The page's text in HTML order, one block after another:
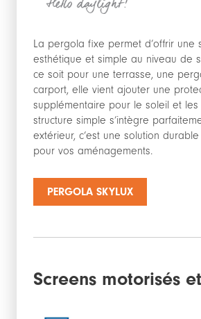
La pergola fixe permet d’offrir une
esthétique et simple au niveau de
ce soit pour une terrasse, une
carport, elle vient ajouter une
supplémentaire pour le soleil et les
structure simple s’intègre
extérieur, c’est une solution
pour vos aménagements.
PERGOLA SKYLUX
Screens motorisés